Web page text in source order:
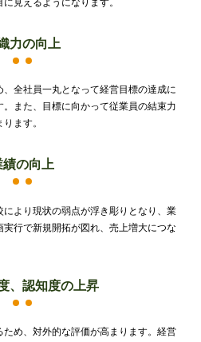
らの切り替えの場合
力の向上
全社員一丸となって経営目標の達成に
また、目標に向かって従業員の結束力
ます。
績の向上
より現状の弱点が浮き彫りとなり、業
行で新規開拓が図れ、売上増大につな
、認知度の上昇
め、対外的な評価が高まります。経営